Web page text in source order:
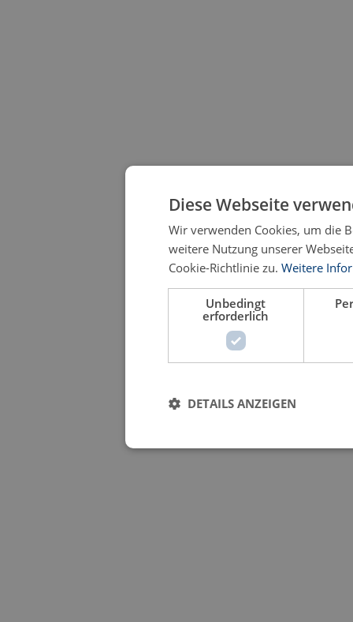
Diese Webseite
Wir verwenden Cookies, um die
weitere Nutzung unserer
Cookie-Richtlinie zu. Weitere
Unbedingt
erforderlich
DETAILS ANZEIGEN